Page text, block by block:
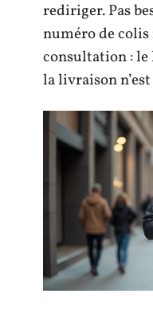
rediriger. Pas
numéro de
consultation :
la livraison